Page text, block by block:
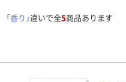
「香り」違いで全5商品あります